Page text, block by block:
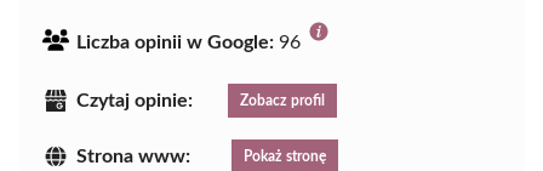
Liczba opinii w Google: 96
Czytaj opinie: Zobacz profil
Strona www: Pokaż stronę